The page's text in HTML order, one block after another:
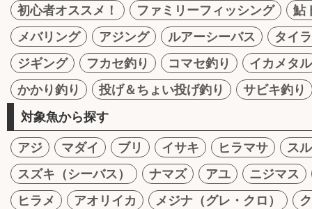
初心者オススメ！ ファミリーフィッシング
鮎
メバリング
アジング ルアーシーバス
タイ
ジギング
フカセ釣り コマセ釣り
イカメタル
かかり釣り
投げ＆ちょい投げ釣り
サビキ釣り
対象魚から探す
アジ マダイ ブリ イサキ ヒラマサ
ス
スズキ（シーバス）
ナマズ アユ
ニジマス
ヒラメ
アオリイカ メジナ（グレ・クロ）